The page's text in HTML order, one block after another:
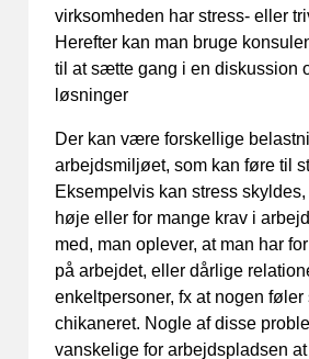
virksomheden har stress- eller
Herefter kan man bruge
til at sætte gang i en diskussion
løsninger
Der kan være forskellige
arbejdsmiljøet, som kan føre til
Eksempelvis kan stress
høje eller for mange krav i
med, man oplever, at man har
på arbejdet, eller dårlige
enkeltpersoner, fx at nogen
chikaneret. Nogle af disse
vanskelige for arbejdspladsen